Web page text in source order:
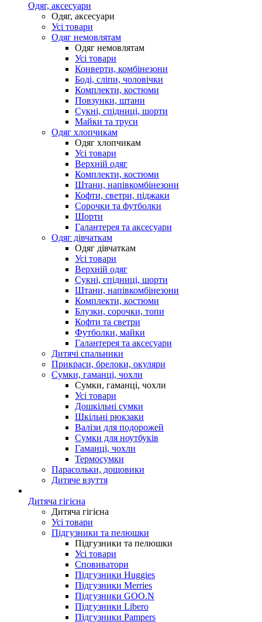
Одяг, аксесуари
Одяг, аксесуари
Усі товари
Одяг немовлятам
Одяг немовлятам
Усі товари
Конверти, комбінезони
Боді, сліпи, чоловічки
Комплекти, костюми
Повзунки, штани
Сукні, спідниці, шорти
Майки та труси
Одяг хлопчикам
Одяг хлопчикам
Усі товари
Верхній одяг
Комплекти, костюми
Штани, напівкомбінезони
Кофти, светри, піджаки
Сорочки та футболки
Шорти
Галантерея та аксесуари
Одяг дівчаткам
Одяг дівчаткам
Усі товари
Верхній одяг
Сукні, спідниці, шорти
Штани, напівкомбінезони
Комплекти, костюми
Блузки, сорочки, топи
Кофти та светри
Футболки, майки
Галантерея та аксесуари
Дитячі спальники
Прикраси, брелоки, окуляри
Сумки, гаманці, чохли
Сумки, гаманці, чохли
Усі товари
Дошкільні сумки
Шкільні рюкзаки
Валізи для подорожей
Сумки для ноутбуків
Гаманці, чохли
Термосумки
Парасольки, дощовики
Дитяче взуття
Дитяча гігієна
Дитяча гігієна
Усі товари
Підгузники та пелюшки
Підгузники та пелюшки
Усі товари
Сповиватори
Підгузники Huggies
Підгузники Merries
Підгузники GOO.N
Підгузники Libero
Підгузники Pampers